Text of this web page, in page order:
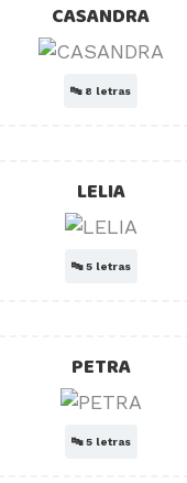
CASANDRA
🔤 8 letras
LELIA
🔤5 letras
PETRA
🔤5 letras